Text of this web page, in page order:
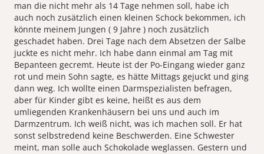
man die nicht mehr als 14 Tage nehmen soll, habe ich
auch noch zusätzlich einen kleinen Schock bekommen, ich
könnte meinem Jungen ( 9 Jahre ) noch zusätzlich
geschadet haben. Drei Tage nach dem Absetzen der Salbe
juckte es nicht mehr. Ich habe dann einmal am Tag mit
Bepanteen gecremt. Heute ist der Po-Eingang wieder ganz
rot und mein Sohn sagte, es hätte Mittags gejuckt und ging
dann weg. Ich wollte einen Darmspezialisten befragen,
aber für Kinder gibt es keine, heißt es aus dem
umliegenden Krankenhäusern bei uns und auch im
Darmzentrum. Ich weiß nicht, was ich machen soll. Er hat
sonst selbstredend keine Beschwerden. Eine Schwester
meint, man solle auch Schokolade weglassen. Gestern und